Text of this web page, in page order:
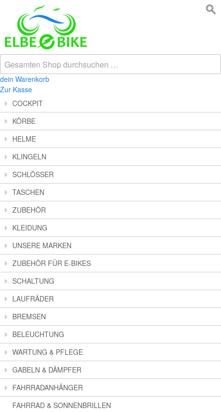
dein Warenkorb
Zur Kasse
COCKPIT
KÖRBE
HELME
KLINGELN
SCHLÖSSER
TASCHEN
ZUBEHÖR
KLEIDUNG
UNSERE MARKEN
ZUBEHÖR FÜR E-BIKES
SCHALTUNG
LAUFRÄDER
BREMSEN
BELEUCHTUNG
WARTUNG & PFLEGE
GABELN & DÄMPFER
FAHRRADANHÄNGER
FAHRRAD & SONNENBRILLEN